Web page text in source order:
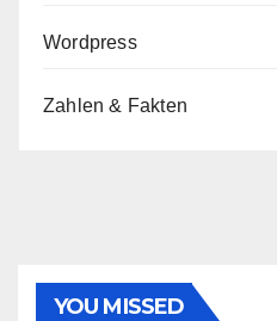
Wordpress
Zahlen & Fakten
YOU MISSED